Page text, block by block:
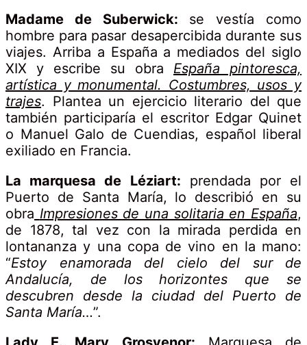
Madame de Suberwick: se vestía como
hombre para pasar desapercibida durante sus
viajes. Arriba a España a mediados del siglo
XIX y escribe su obra España pintoresca,
artística y monumental. Costumbres, usos y
trajes. Plantea un ejercicio literario del que
también participaría el escritor Edgar Quinet
o Manuel Galo de Cuendias, español liberal
exiliado en Francia.
La marquesa de Léziart: prendada por el
Puerto de Santa María, lo describió en su
obra Impresiones de una solitaria en España,
de 1878, tal vez con la mirada perdida en
lontananza y una copa de vino en la mano:
“Estoy enamorada del cielo del sur de
Andalucía, de los horizontes que se
descubren desde la ciudad del Puerto de
Santa María…”.